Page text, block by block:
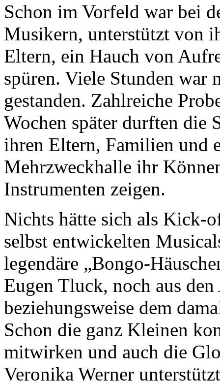
Schon im Vorfeld war bei
Musikern, unterstützt von
Eltern, ein Hauch von
spüren. Viele Stunden war
gestanden. Zahlreiche
Wochen später durften die
ihren Eltern, Familien und
Mehrzweckhalle ihr
Instrumenten zeigen.
Nichts hätte sich als Kick-
selbst entwickelten
legendäre „Bongo-
Eugen Tluck, noch aus
beziehungsweise dem
Schon die ganz Kleinen
mitwirken und auch die
Veronika Werner